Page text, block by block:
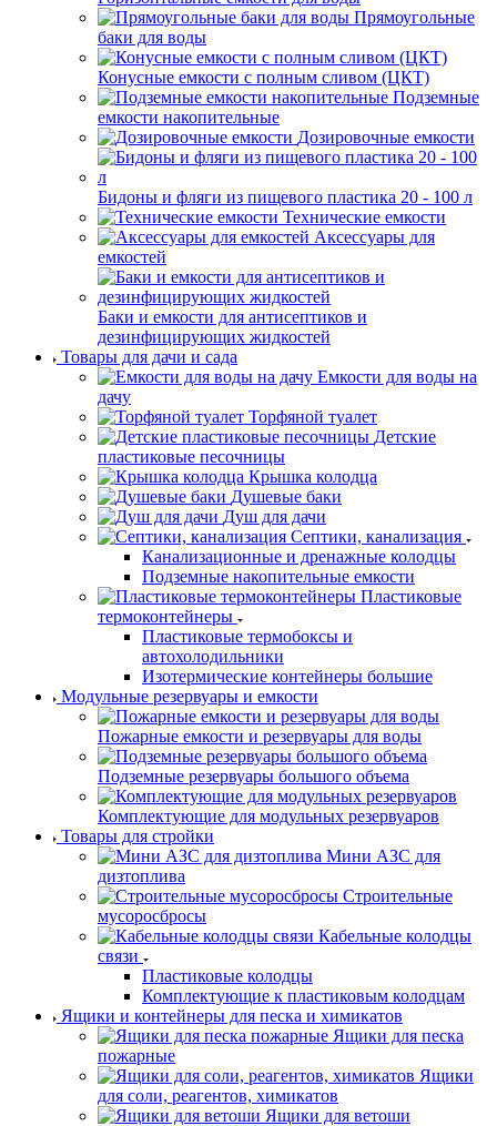
Прямоугольные
баки для воды
Конусные емкости с полным сливом (ЦКТ)
Подземные
емкости накопительные
Дозировочные емкости
Бидоны и фляги из пищевого пластика 20 - 100 л
Технические емкости
Аксессуары для
емкостей
Баки и емкости для антисептиков и
дезинфицирующих жидкостей
Товары для дачи и сада
Емкости для воды на
дачу
Торфяной туалет
Детские
пластиковые песочницы
Крышка колодца
Душевые баки
Душ для дачи
Септики, канализация
Канализационные и дренажные колодцы
Подземные накопительные емкости
Пластиковые
термоконтейнеры
Пластиковые термобоксы и
автохолодильники
Изотермические контейнеры большие
Модульные резервуары и емкости
Пожарные емкости и резервуары для воды
Подземные резервуары большого объема
Комплектующие для модульных резервуаров
Товары для стройки
Мини АЗС для
дизтоплива
Строительные
мусоросбросы
Кабельные колодцы
связи
Пластиковые колодцы
Комплектующие к пластиковым колодцам
Ящики и контейнеры для песка и химикатов
Ящики для песка
пожарные
Ящики
для соли, реагентов, химикатов
Ящики для ветоши